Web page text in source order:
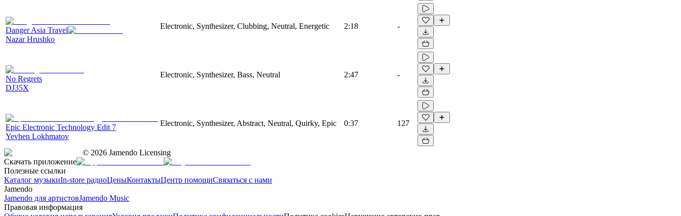
Danger Asia Travel
Nazar Hrushko
Electronic, Synthesizer, Clubbing, Neutral, Energetic 2:18 -
No Regrets
DJ35X
Electronic, Synthesizer, Bass, Neutral 2:47 -
Epic Electronic Technology Edit 7
Yevhen Lokhmatov
Electronic, Synthesizer, Abstract, Neutral, Quirky, Epic 0:37 127
© 2026 Jamendo Licensing
Скачать приложение
Полезные ссылки
Каталог музыкиIn-store радиоЦеныКонтактыЦентр помощиСвязаться с нами
Jamendo
Jamendo для артистовJamendo Music
Правовая информация